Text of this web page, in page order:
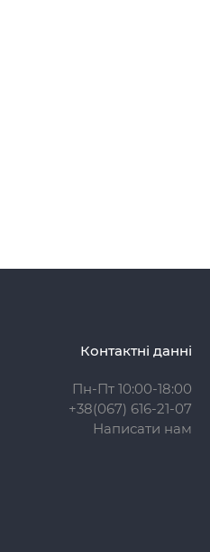
Контактні данні
Пн-Пт 10:00-18:00
+38(067) 616-21-07
Написати нам